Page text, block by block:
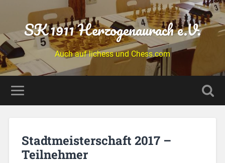
SK 1911 Herzogenaurach e.V.
Auch auf lichess und Chess.com
Stadtmeisterschaft 2017 –
Teilnehmer